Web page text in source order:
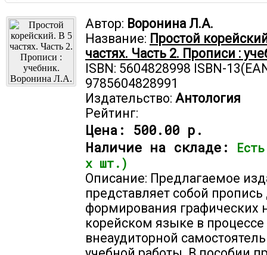
Автор: Воронина Л.А.
Название: Простой
частях. Часть 2. Прописи :
ISBN: 5604828998 ISBN-
9785604828991
Издательство: Антология
Рейтинг:
Цена: 500.00 р.
Наличие на складе:
х шт.)
Описание: Предлагаемое
представляет собой
формирования графических
корейском языке в процессе
внеаудиторной